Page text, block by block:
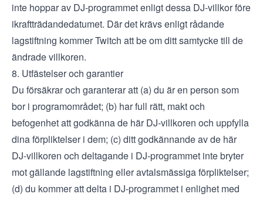
inte hoppar av DJ-programmet enligt dessa DJ-villkor före
ikraftträdandedatumet. Där det krävs enligt rådande
lagstiftning kommer Twitch att be om ditt samtycke till de
ändrade villkoren.
8. Utfästelser och garantier
Du försäkrar och garanterar att (a) du är en person som
bor i programområdet; (b) har full rätt, makt och
befogenhet att godkänna de här DJ-villkoren och uppfylla
dina förpliktelser i dem; (c) ditt godkännande av de här
DJ-villkoren och deltagande i DJ-programmet inte bryter
mot gällande lagstiftning eller avtalsmässiga förpliktelser;
(d) du kommer att delta i DJ-programmet i enlighet med